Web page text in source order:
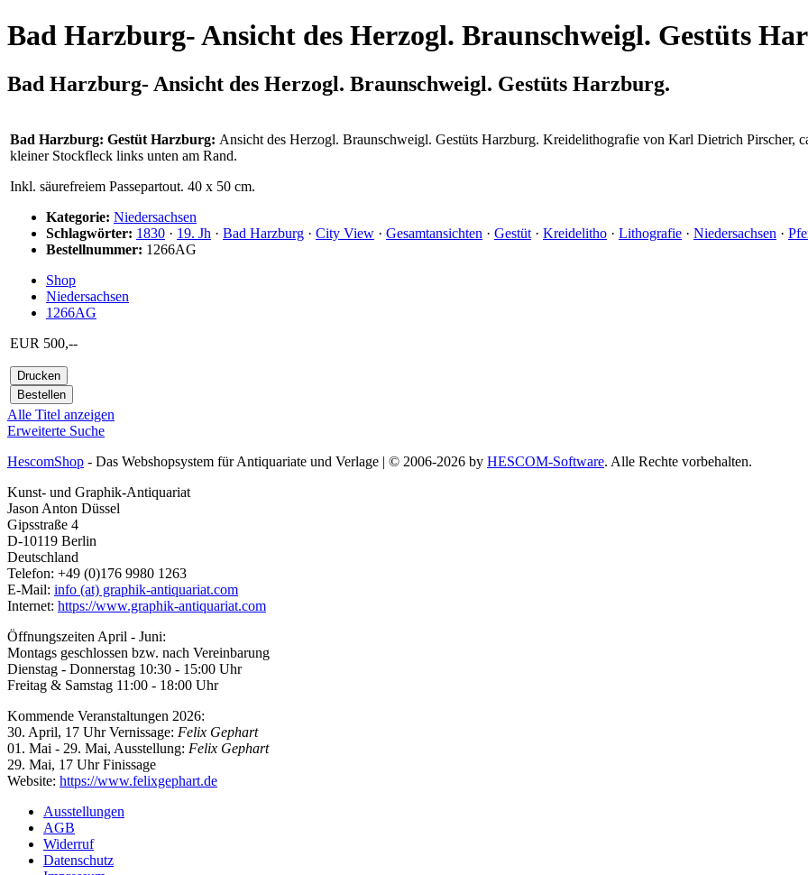
Bad Harzburg- Ansicht des Herzogl. Braunschweigl. Gestüts
Bad Harzburg- Ansicht des Herzogl. Braunschweigl. Gestüts Harzburg.
Bad Harzburg: Gestüt Harzburg: Ansicht des Herzogl. Braunschweigl. Gestüts Harzburg. Kreidelithografie von Karl Dietrich Pirscher,
kleiner Stockfleck links unten am Rand.
Inkl. säurefreiem Passepartout. 40 x 50 cm.
Kategorie: Niedersachsen
Schlagwörter: 1830 · 19. Jh · Bad Harzburg · City View · Gesamtansichten · Gestüt · Kreidelitho · Lithografie · Niedersachsen ·
Bestellnummer: 1266AG
Shop
Niedersachsen
1266AG
EUR 500,--
Alle Titel anzeigen
Erweiterte Suche
HescomShop - Das Webshopsystem für Antiquariate und Verlage | © 2006-2026 by HESCOM-Software. Alle Rechte vorbehalten.
Kunst- und Graphik-Antiquariat
Jason Anton Düssel
Gipsstraße 4
D-10119 Berlin
Deutschland
Telefon: +49 (0)176 9980 1263
E-Mail: info (at) graphik-antiquariat.com
Internet: https://www.graphik-antiquariat.com
Öffnungszeiten April - Juni:
Montags geschlossen bzw. nach Vereinbarung
Dienstag - Donnerstag 10:30 - 15:00 Uhr
Freitag & Samstag 11:00 - 18:00 Uhr
Kommende Veranstaltungen 2026:
30. April, 17 Uhr Vernissage: Felix Gephart
01. Mai - 29. Mai, Ausstellung: Felix Gephart
29. Mai, 17 Uhr Finissage
Website: https://www.felixgephart.de
Ausstellungen
AGB
Widerruf
Datenschutz